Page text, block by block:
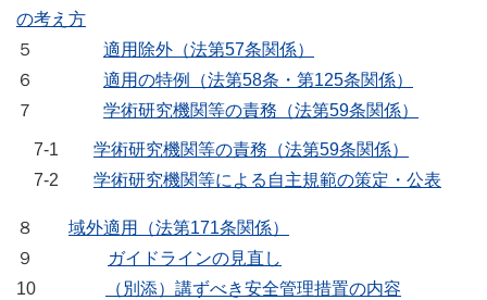
の考え方
５
適用除外（法第57条関係）
６
適用の特例（法第58条・第125条関係）
７
学術研究機関等の責務（法第59条関係）
7-1
学術研究機関等の責務（法第59条関係）
7-2
学術研究機関等による自主規範の策定・公表
８
域外適用（法第171条関係）
９
ガイドラインの見直し
10
（別添）講ずべき安全管理措置の内容